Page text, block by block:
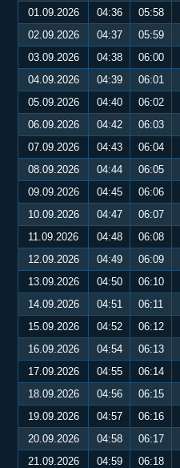
01.09.2026
04:36 05:58
02.09.2026
04:37 05:59
03.09.2026
04:38 06:00
04.09.2026
04:39 06:01
05.09.2026
04:40 06:02
06.09.2026
04:42 06:03
07.09.2026
04:43 06:04
08.09.2026
04:44 06:05
09.09.2026
04:45 06:06
10.09.2026
04:47 06:07
11.09.2026
04:48 06:08
12.09.2026
04:49 06:09
13.09.2026
04:50 06:10
14.09.2026
04:51 06:11
15.09.2026
04:52 06:12
16.09.2026
04:54 06:13
17.09.2026
04:55 06:14
18.09.2026
04:56 06:15
19.09.2026
04:57 06:16
20.09.2026
04:58 06:17
21.09.2026
04:59 06:18